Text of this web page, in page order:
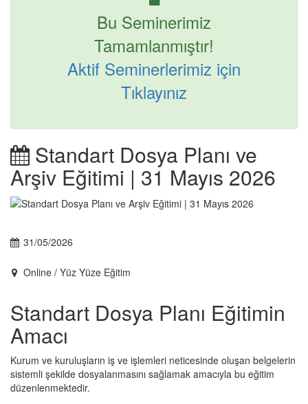
Bu Seminerimiz
Tamamlanmıştır!
Aktif Seminerlerimiz için
Tıklayınız
Standart Dosya Planı ve
Arşiv Eğitimi | 31 Mayıs 2026
31/05/2026
Online / Yüz Yüze Eğitim
Standart Dosya Planı Eğitimin
Amacı
Kurum ve kuruluşların iş ve işlemleri neticesinde oluşan belgelerin
sistemli şekilde dosyalanmasını sağlamak amacıyla bu eğitim
düzenlenmektedir.